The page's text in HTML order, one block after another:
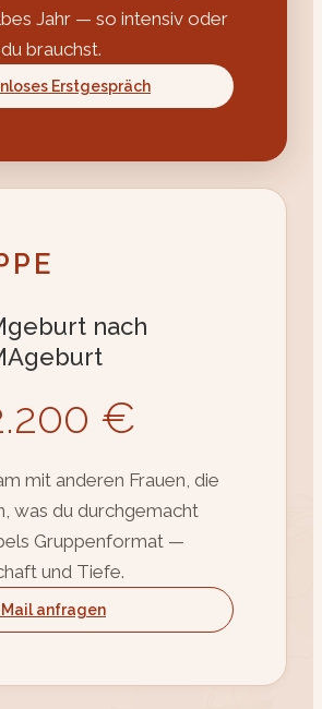
Jahr — so intensiv oder
brauchst.
Erstgespräch
nach
€
mit anderen Frauen, die
was du durchgemacht
Gruppenformat —
und Tiefe.
Mail anfragen